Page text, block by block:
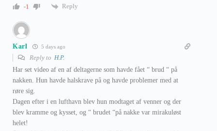
-1
Reply
Karl 5 days ago
Reply to H.P.
Har set video af en af deltagerne som havde fået “ brud “ på
nakken. Hun havde halskrave på og havde problemer med at
røre sig.
Dagen efter i en lufthavn blev hun modtaget af venner og der
blev kramme og kysset, og “ brudet “på nakke var mirakuløst
helet!